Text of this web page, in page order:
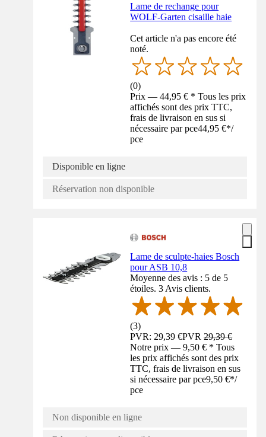
Lame de rechange pour
WOLF-Garten cisaille haie
Cet article n'a pas encore été
noté.
(0)
Prix — 44,95 € * Tous les prix
affichés sont des prix TTC,
frais de livraison en sus si
nécessaire par pce44,95 €*/
pce
Disponible en ligne
Réservation non disponible
Lame de sculpte-haies Bosch
pour ASB 10,8
Moyenne des avis : 5 de 5
étoiles. 3 Avis clients.
(3)
PVR: 29,39 €PVR29,39 €
Notre prix — 9,50 € * Tous
les prix affichés sont des prix
TTC, frais de livraison en sus
si nécessaire par pce9,50 €*/
pce
Non disponible en ligne